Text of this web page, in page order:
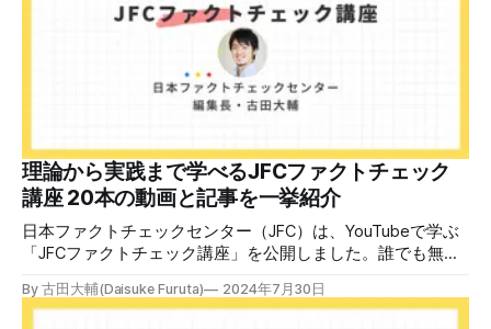
ファクトチェックセンター（JFC）による講師養成講座で
す。 講師養成講座（オンラインで90分）を受講いただいた
後、修了課題を提出された方には、教室や職場などで利用可
能な教材の提... powered by Peatix : More than a
す。 受講生には教材を提供 デマや不確かな情報が蔓延する
中で、自衛策が求められています。「気をつけて」というだ
けでは、対策になりません。最初から騙されたい人はいませ
ん。誰だって気をつけているのに、誤った情
理論から実践まで学べるJFCファクトチェック
講座 20本の動画と記事を一挙紹介
日本ファクトチェックセンター（JFC）は、YouTubeで学ぶ
「JFCファクトチェック講座」を公開しました。誰でも無料
ファクトチェックやメディアリテラシーの知識を学ぶことが
By 古田大輔(Daisuke Furuta) 2024年7月30日